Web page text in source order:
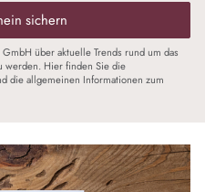
sichern
über aktuelle Trends rund um das
werden. Hier finden Sie die
die allgemeinen Informationen zum